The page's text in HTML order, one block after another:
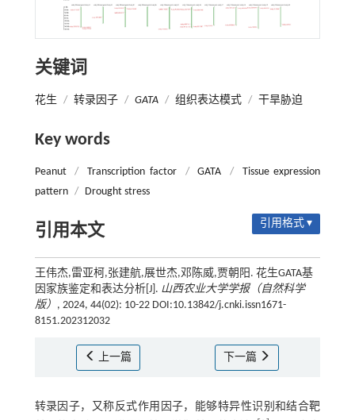
关键词
花生 / 转录因子 / GATA / 组织表达模式 / 干旱胁迫
Key words
Peanut / Transcription factor / GATA /
Tissue expression
pattern / Drought stress
引用本文 引用格式 ▾
王伟杰,雷亚柯,张建航,展世杰,邓陈威,贾朝阳. 花生GATA基
因家族鉴定和表达分析[J]. 山西农业大学学报（自然科学
版） , 2024, 44(02): 10-22 DOI:10.13842/j.cnki.issn1671-
8151.202312032
上一篇 下一篇
转录因子，又称反式作用因子，能够特异性识别和结合靶